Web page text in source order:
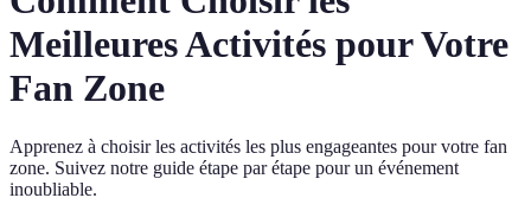
Meilleures Activités pour Votre
Fan Zone
Apprenez à choisir les activités les plus engageantes pour votre fan
zone. Suivez notre guide étape par étape pour un événement
inoubliable.